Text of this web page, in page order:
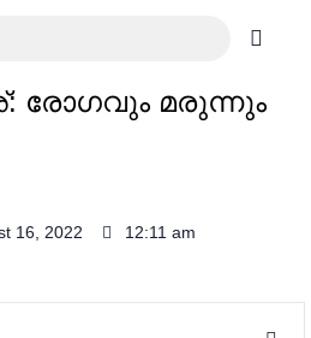
രോഗവും മരുന്നും
16, 2022 12:11 am